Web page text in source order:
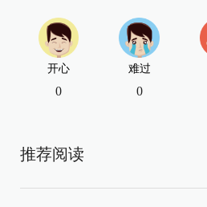
开心
0
难过
0
推荐阅读